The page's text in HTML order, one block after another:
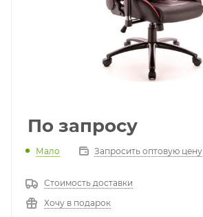
По запросу
Мало Запросить оптовую цену
Стоимость доставки
Хочу в подарок